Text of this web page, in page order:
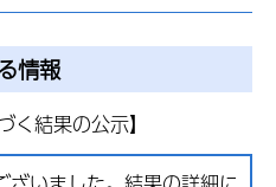
情報
く結果の公示】